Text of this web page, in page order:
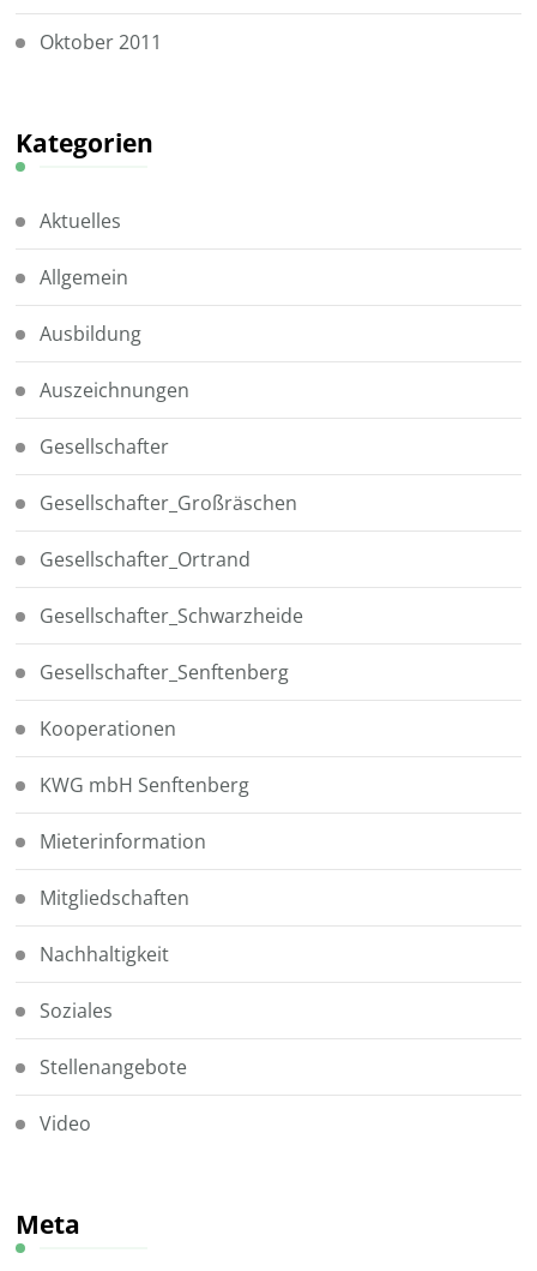
Oktober 2011
Kategorien
Aktuelles
Allgemein
Ausbildung
Auszeichnungen
Gesellschafter
Gesellschafter_Großräschen
Gesellschafter_Ortrand
Gesellschafter_Schwarzheide
Gesellschafter_Senftenberg
Kooperationen
KWG mbH Senftenberg
Mieterinformation
Mitgliedschaften
Nachhaltigkeit
Soziales
Stellenangebote
Video
Meta